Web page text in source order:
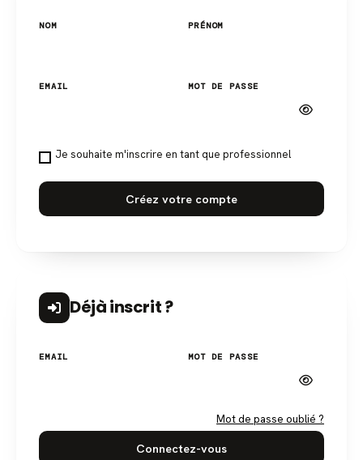
NOM PRÉNOM
EMAIL MOT DE PASSE
Je souhaite m'inscrire en tant que professionnel
Créez votre compte
Déjà inscrit ?
EMAIL MOT DE PASSE
Mot de passe oublié ?
Connectez-vous